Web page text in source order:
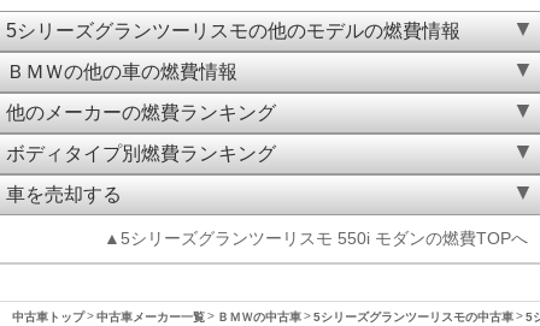
5シリーズグランツーリスモの他のモデルの燃費情報
ＢＭＷの他の車の燃費情報
他のメーカーの燃費ランキング
ボディタイプ別燃費ランキング
車を売却する
▲5シリーズグランツーリスモ 550i モダンの燃費TOPへ
中古車トップ 中古車メーカー一覧 ＢＭＷの中古車 5シリーズグランツーリスモの中古車 5